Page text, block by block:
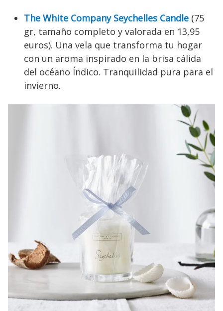
The White Company Seychelles Candle (75
gr, tamaño completo y valorada en 13,95
euros). Una vela que transforma tu hogar
con un aroma inspirado en la brisa cálida
del océano Índico. Tranquilidad pura para el
invierno.